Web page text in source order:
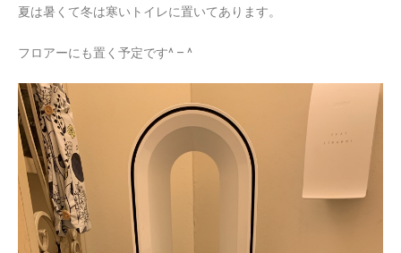
夏は暑くて冬は寒いトイレに置いてあります。
フロアーにも置く予定です^ – ^